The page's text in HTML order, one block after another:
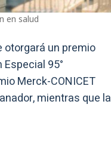
en salud
otorgará un premio
95°
Merck-CONICET
mientras que la